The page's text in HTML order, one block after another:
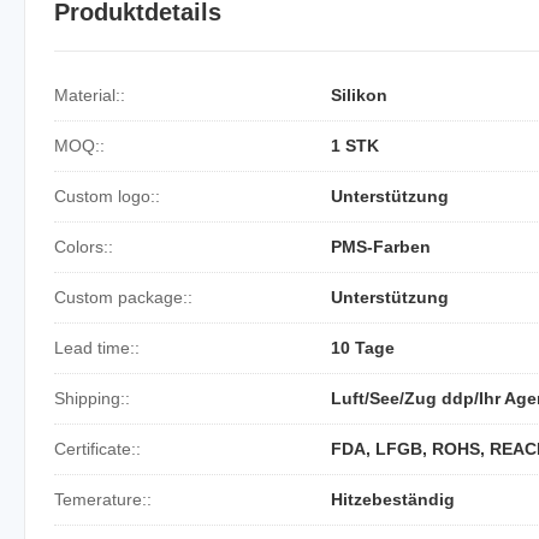
Produktdetails
Material:: Silikon
MOQ:: 1 STK
Custom logo:: Unterstützung
Colors:: PMS-Farben
Custom package:: Unterstützung
Lead time:: 10 Tage
Shipping:: Luft/See/Zug ddp/Ihr
Certificate:: FDA, LFGB, ROHS,
Temerature:: Hitzebeständig